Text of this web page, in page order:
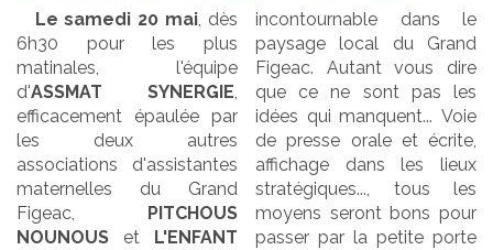
Le samedi 20 mai, dès
6h30 pour les plus
matinales, l'équipe
d'ASSMAT SYNERGIE,
efficacement épaulée par
les deux autres
associations d'assistantes
maternelles du Grand
Figeac, PITCHOUS
NOUNOUS et L'ENFANT
incontournable dans le
paysage local du Grand
Figeac. Autant vous dire
que ce ne sont pas les
idées qui manquent... Voie
de presse orale et écrite,
affichage dans les lieux
stratégiques..., tous les
moyens seront bons pour
passer par la petite porte